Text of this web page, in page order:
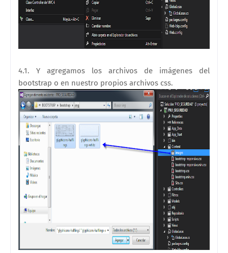
4.1. Y agregamos los archivos de imágenes del
bootstrap o en nuestro propios archivos css.